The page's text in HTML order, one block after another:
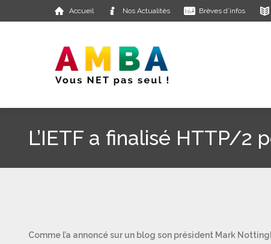
Accueil Nos Actualités Brèves d’infos
L’IETF a finalisé HTTP/2
Comme l’a annoncé sur un blog son président Mark